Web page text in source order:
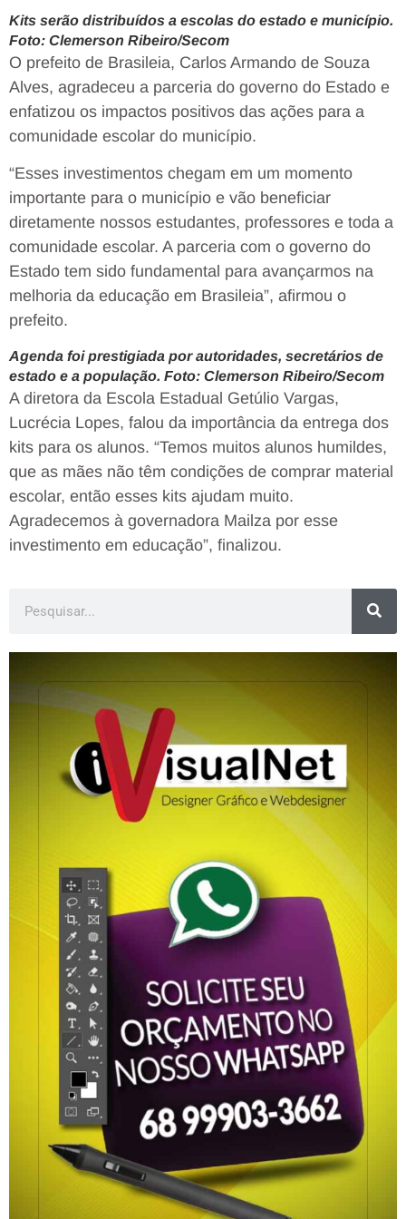
Kits serão distribuídos a escolas do estado e município.
Foto: Clemerson Ribeiro/Secom
O prefeito de Brasileia, Carlos Armando de Souza
Alves, agradeceu a parceria do governo do Estado e
enfatizou os impactos positivos das ações para a
comunidade escolar do município.
“Esses investimentos chegam em um momento
importante para o município e vão beneficiar
diretamente nossos estudantes, professores e toda a
comunidade escolar. A parceria com o governo do
Estado tem sido fundamental para avançarmos na
melhoria da educação em Brasileia”, afirmou o
prefeito.
Agenda foi prestigiada por autoridades, secretários de
estado e a população. Foto: Clemerson Ribeiro/Secom
A diretora da Escola Estadual Getúlio Vargas,
Lucrécia Lopes, falou da importância da entrega dos
kits para os alunos. “Temos muitos alunos humildes,
que as mães não têm condições de comprar material
escolar, então esses kits ajudam muito.
Agradecemos à governadora Mailza por esse
investimento em educação”, finalizou.